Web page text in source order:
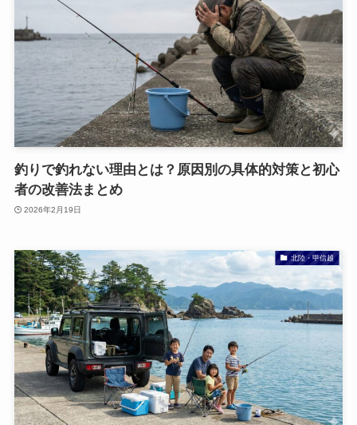
釣りで釣れない理由とは？原因別の具体的対策と初心
者の改善法まとめ
2026年2月19日
北陸・甲信越